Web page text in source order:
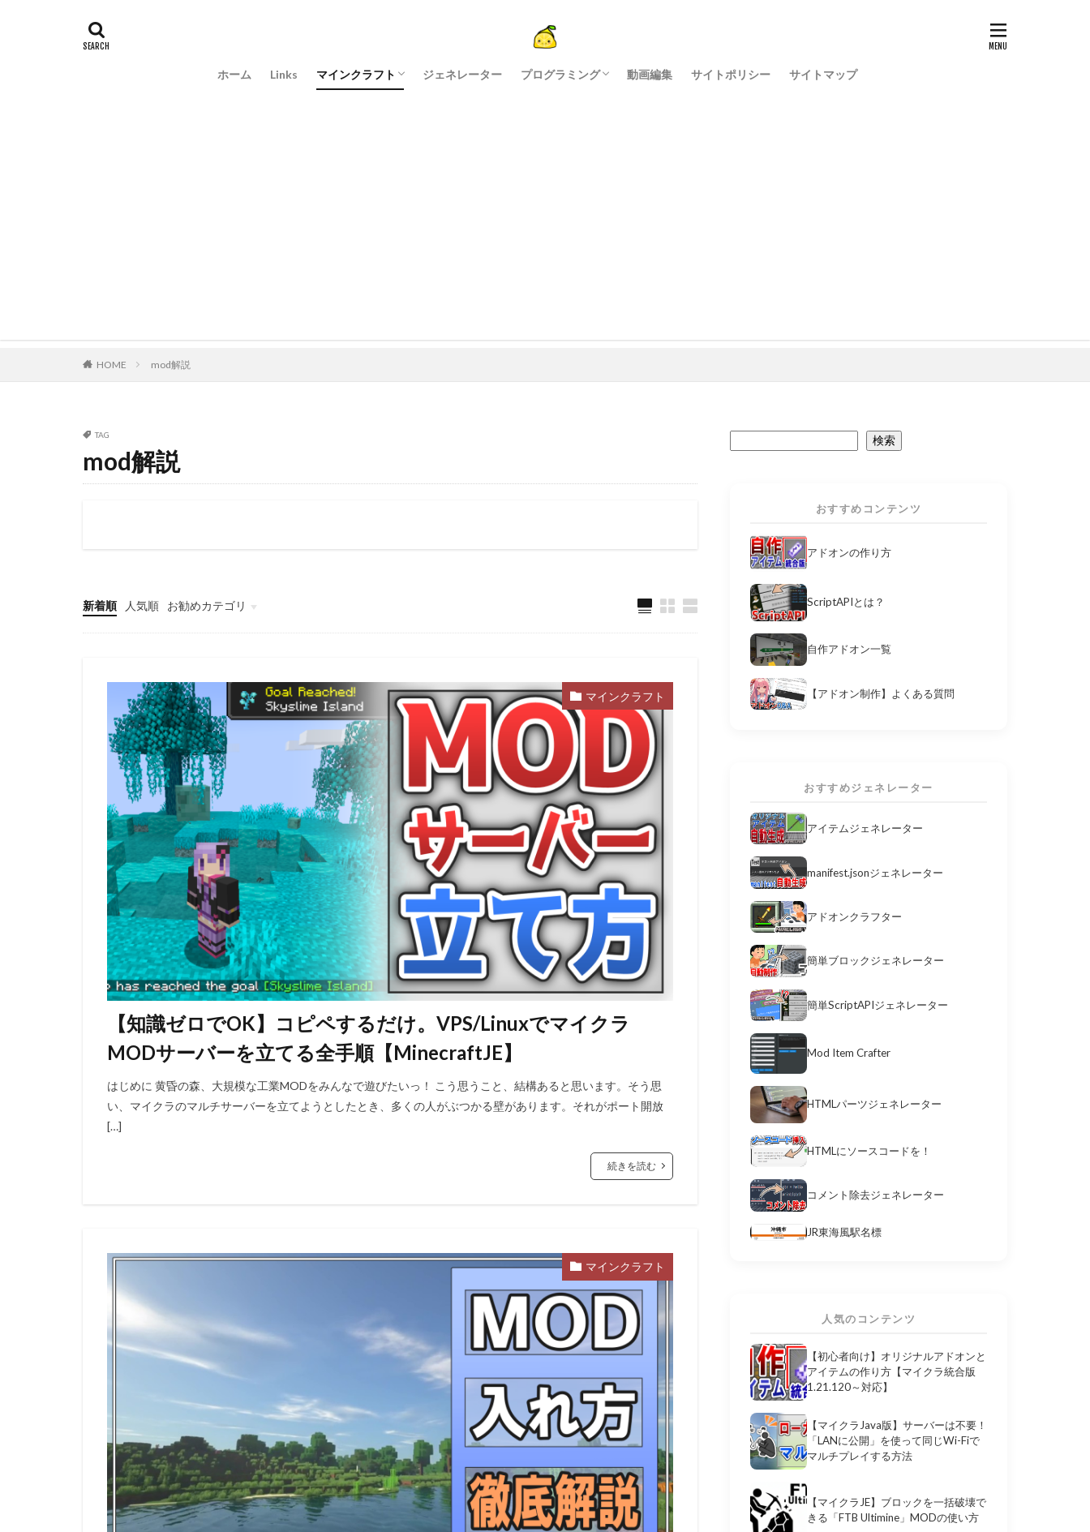
ホーム Links マインクラフト ジェネレーター プログラミング 動画編集 サイトポリシー サイトマップ
HOME mod解説
TAG
mod解説
新着順 人気順
お勧めカテゴリ
鉄道・旅行
雑記
マインクラフト
【知識ゼロでOK】コピペするだけ。VPS/Linuxでマイクラ
MODサーバーを立てる全手順【MinecraftJE】
はじめに 黄昏の森、大規模な工業MODをみんなで遊びたいっ！ こう思うこと、結構あると思います。そう思
い、マイクラのマルチサーバーを立てようとしたとき、多くの人がぶつかる壁があります。それがポート開放
[…]
続きを読む
マインクラフト
検索
おすすめコンテンツ
アドオンの作り方
ScriptAPIとは？
自作アドオン一覧
【アドオン制作】よくある質問
おすすめジェネレーター
アイテムジェネレーター
manifest.jsonジェネレーター
アドオンクラフター
簡単ブロックジェネレーター
簡単ScriptAPIジェネレーター
Mod Item Crafter
HTMLパーツジェネレーター
HTMLにソースコードを！
コメント除去ジェネレーター
JR東海風駅名標
人気のコンテンツ
【初心者向け】オリジナルアドオンと
アイテムの作り方【マイクラ統合版
1.21.120～対応】
【マイクラJava版】サーバーは不要！
「LANに公開」を使って同じWi-Fiで
マルチプレイする方法
【マイクラJE】ブロックを一括破壊で
きる「FTB Ultimine」MODの使い方